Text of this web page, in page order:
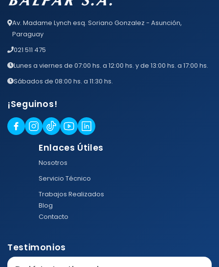
Av. Madame Lynch esq. Soriano Gonzalez - Asunción,
Paraguay
021 511 475
Lunes a viernes de 07:00 hs. a 12:00 hs. y de 13:00 hs. a 17:00 hs.
Sábados de 08:00 hs. a 11:30 hs.
¡Seguinos!
Enlaces Útiles
Nosotros
Servicio Técnico
Trabajos Realizados
Blog
Contacto
Testimonios